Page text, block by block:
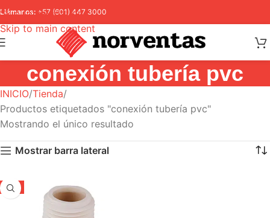
Skip to navigation
Skip to main content
Llámanos: +57 (601) 447 3000
conexión tubería pvc
INICIO Tienda
Productos etiquetados "conexión tubería pvc"
Mostrando el único resultado
Mostrar barra lateral
-5%